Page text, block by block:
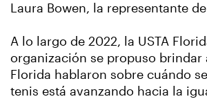
Laura Bowen, la representante
A lo largo de 2022, la USTA
organización se propuso brindar
Florida hablaron sobre cuándo
tenis está avanzando hacia la